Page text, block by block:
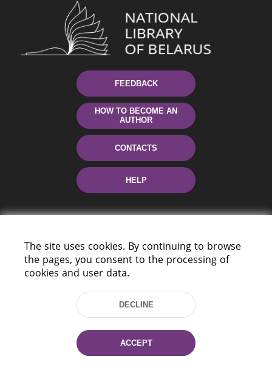
FEEDBACK
HOW TO BECOME AN
AUTHOR
CONTACTS
HELP
220114, Niezaležnasci Ave. 116, Minsk,
Fax: (+375 17) 368 97 06
E-mail: inbox@nlb.by
The site uses cookies. By continuing to browse
the pages, you consent to the processing of
cookies and user data.
DECLINE
ACCEPT